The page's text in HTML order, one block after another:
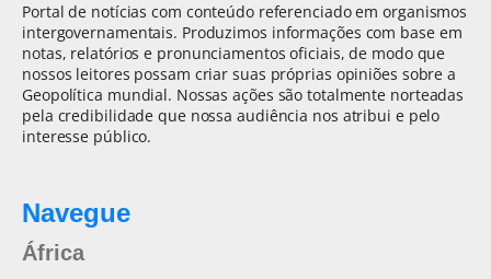
Portal de notícias com conteúdo referenciado em organismos
intergovernamentais. Produzimos informações com base em
notas, relatórios e pronunciamentos oficiais, de modo que
nossos leitores possam criar suas próprias opiniões sobre a
Geopolítica mundial. Nossas ações são totalmente norteadas
pela credibilidade que nossa audiência nos atribui e pelo
interesse público.
Navegue
África